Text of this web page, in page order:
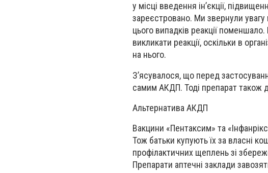
у місці введення ін’єкції,
зареєстровано. Ми звернули
цього випадків реакції
викликати реакції, оскільки в
на нього.
З’ясувалося, що перед
самим АКДП. Тоді препарат також
Альтернатива АКДП
Вакцини «Пентаксим» та
Тож батьки купують їх за власні
профілактичних щеплень зі
Препарати аптечні заклади